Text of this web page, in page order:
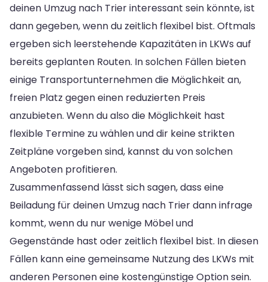
deinen Umzug nach Trier interessant sein könnte, ist
dann gegeben, wenn du zeitlich flexibel bist. Oftmals
ergeben sich leerstehende Kapazitäten in LKWs auf
bereits geplanten Routen. In solchen Fällen bieten
einige Transportunternehmen die Möglichkeit an,
freien Platz gegen einen reduzierten Preis
anzubieten. Wenn du also die Möglichkeit hast
flexible Termine zu wählen und dir keine strikten
Zeitpläne vorgeben sind, kannst du von solchen
Angeboten profitieren.
Zusammenfassend lässt sich sagen, dass eine
Beiladung für deinen Umzug nach Trier dann infrage
kommt, wenn du nur wenige Möbel und
Gegenstände hast oder zeitlich flexibel bist. In diesen
Fällen kann eine gemeinsame Nutzung des LKWs mit
anderen Personen eine kostengünstige Option sein.